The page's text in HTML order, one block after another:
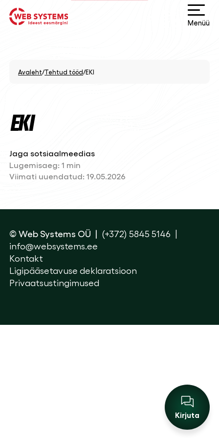
Kirjuta
Menüü
Avaleht/Tehtud tööd/EKI
EKI
Lugemisaeg: 1 min
Viimati uuendatud: 19.05.2026
Jaga sotsiaalmeedias
© Web Systems OÜ
(+372) 5845 5146
info@websystems.ee
Kontakt
Ligipääsetavuse deklaratsioon
Privaatsustingimused